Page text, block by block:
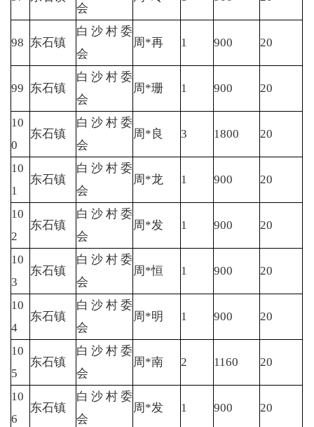
会
98 东石镇
白沙村委
会
周*再 1 900 20
99 东石镇
白沙村委
会
周*珊 1 900 20
10
0
东石镇
白沙村委
会
周*良 3 1800 20
10
1
东石镇
白沙村委
会
周*龙 1 900 20
10
2
东石镇
白沙村委
会
周*发 1 900 20
10
3
东石镇
白沙村委
会
周*恒 1 900 20
10
4
东石镇
白沙村委
会
周*明 1 900 20
10
5
东石镇
白沙村委
会
周*南 2 1160 20
10
6
东石镇
白沙村委
会
周*发 1 900 20